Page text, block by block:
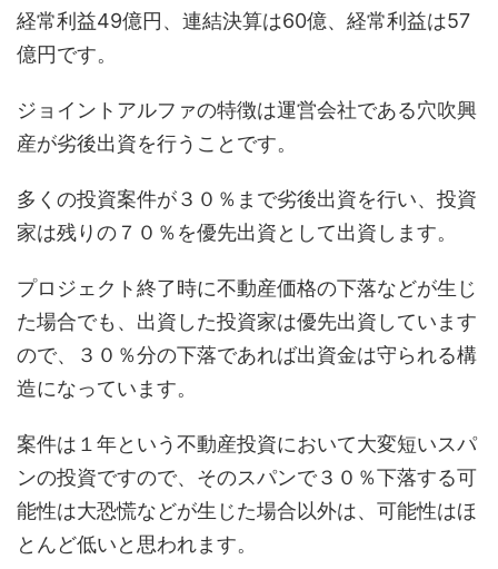
経常利益49億円、連結決算は60億、経常利益は57
億円です。
ジョイントアルファの特徴は運営会社である穴吹興
産が劣後出資を行うことです。
多くの投資案件が３０％まで劣後出資を行い、投資
家は残りの７０％を優先出資として出資します。
プロジェクト終了時に不動産価格の下落などが生じ
た場合でも、出資した投資家は優先出資しています
ので、３０％分の下落であれば出資金は守られる構
造になっています。
案件は１年という不動産投資において大変短いスパ
ンの投資ですので、そのスパンで３０％下落する可
能性は大恐慌などが生じた場合以外は、可能性はほ
とんど低いと思われます。